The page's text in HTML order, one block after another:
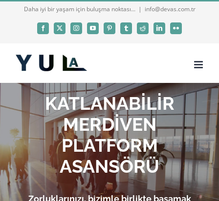
Daha iyi bir yaşam için buluşma noktası... | info@devas.com.tr
Facebook
X InstagramYouTubePinterestTumblrReddit LinkedInFlickr
KATLANABİLİR
MERDİVEN
PLATFORM
ASANSÖRÜ
Zorluklarınızı, bizimle birlikte basamak